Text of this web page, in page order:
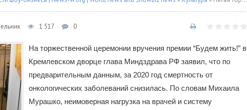
1 517 0
На торжественной церемонии вручения премии “Будем жить!” в
Кремлевском дворце глава Миндздрава РФ заявил, что по
предварительным данным, за 2020 год смертность от
онкологических заболеваний снизилась. По словам Михаила
Мурашко, неимоверная нагрузка на врачей и систему